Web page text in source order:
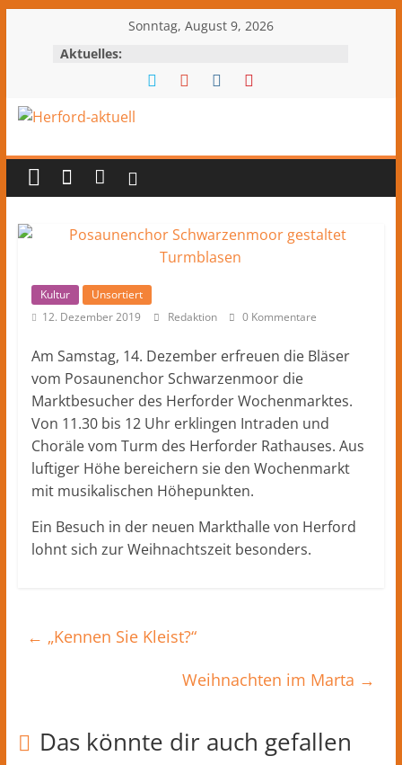
springen
Sonntag, August 9, 2026
Aktuelles:
Herford-
aktuell
Nachrichten
Herford
dem
Kreis
Herford
lokale
Nachrichten
und
aus
Herford
Kultur
Unsortiert
12. Dezember 2019
Redaktion 0 Kommentare
Am Samstag, 14. Dezember erfreuen die Bläser
vom Posaunenchor Schwarzenmoor die
Marktbesucher des Herforder Wochenmarktes.
Von 11.30 bis 12 Uhr erklingen Intraden und
Choräle vom Turm des Herforder Rathauses. Aus
luftiger Höhe bereichern sie den Wochenmarkt
mit musikalischen Höhepunkten.
Ein Besuch in der neuen Markthalle von Herford
lohnt sich zur Weihnachtszeit besonders.
← „Kennen Sie Kleist?“
Weihnachten im Marta →
Das könnte dir auch gefallen